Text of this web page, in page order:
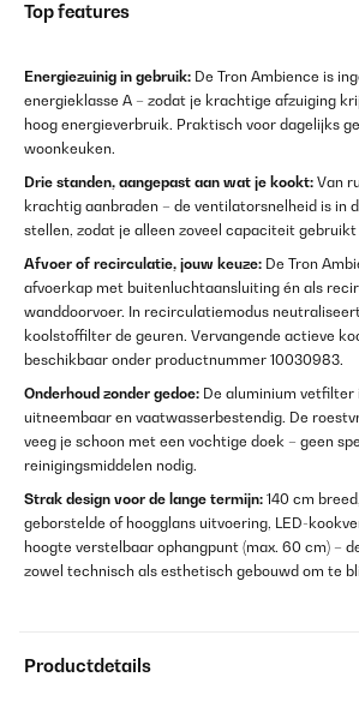
Top features
Energiezuinig in gebruik: De Tron Ambience is
energieklasse A – zodat je krachtige afzuiging
hoog energieverbruik. Praktisch voor dagelijks
woonkeuken.
Drie standen, aangepast aan wat je kookt: Van
krachtig aanbraden – de ventilatorsnelheid is in
stellen, zodat je alleen zoveel capaciteit gebruikt
Afvoer of recirculatie, jouw keuze: De Tron
afvoerkap met buitenluchtaansluiting én als
wanddoorvoer. In recirculatiemodus
koolstoffilter de geuren. Vervangende actieve
beschikbaar onder productnummer 10030983.
Onderhoud zonder gedoe: De aluminium vetfilter
uitneembaar en vaatwasserbestendig. De
veeg je schoon met een vochtige doek – geen
reinigingsmiddelen nodig.
Strak design voor de lange termijn: 140 cm
geborstelde of hoogglans uitvoering, LED-
hoogte verstelbaar ophangpunt (max. 60 cm) –
zowel technisch als esthetisch gebouwd om te
Productdetails